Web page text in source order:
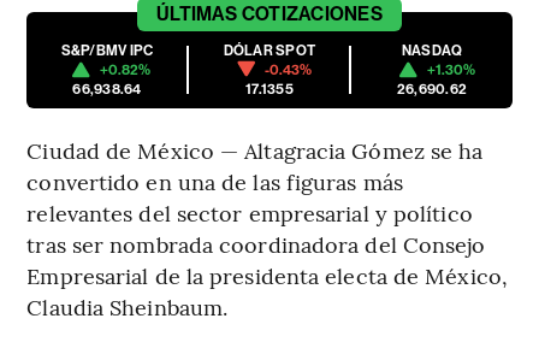
ÚLTIMAS COTIZACIONES
S&P/BMV IPC
+0.82%
66,938.64
DÓLAR SPOT
-0.43%
17.1355
NASDAQ
+1.30%
26,690.62
Ciudad de México — Altagracia Gómez se ha
convertido en una de las figuras más
relevantes del sector empresarial y político
tras ser nombrada coordinadora del Consejo
Empresarial de la presidenta electa de México,
Claudia Sheinbaum.